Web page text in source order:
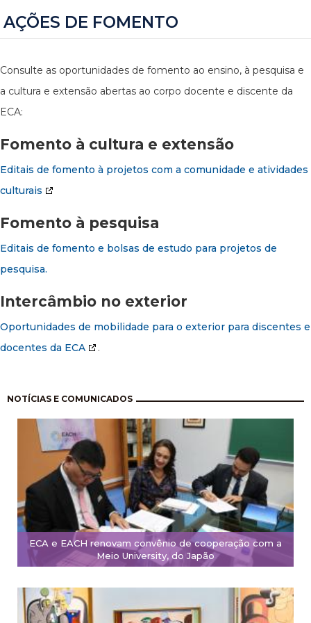
AÇÕES DE FOMENTO
Consulte as oportunidades de fomento ao ensino, à pesquisa e
a cultura e extensão abertas ao corpo docente e discente da
ECA:
Fomento à cultura e extensão
Editais de fomento à projetos com a comunidade e atividades
culturais
Fomento à pesquisa
Editais de fomento e bolsas de estudo para projetos de
pesquisa.
Intercâmbio no exterior
Oportunidades de mobilidade para o exterior para discentes e
docentes da ECA
.
NOTÍCIAS E COMUNICADOS
ECA e EACH renovam convênio de cooperação com a
Meio University, do Japão
Paginação